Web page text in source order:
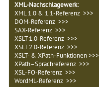
XML-Nachschlagewerk:
XML 1.0 & 1.1-Referenz >>>
DOM-Referenz >>>
SAX-Referenz >>>
XSLT 1.0-Referenz >>>
XSLT 2.0-Referenz >>>
XSLT- & XPath-Funktionen >>>
XPath–Sprachreferenz >>>
XSL-FO-Referenz >>>
WordML-Referenz >>>